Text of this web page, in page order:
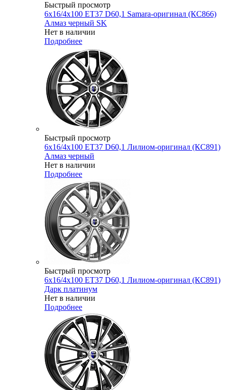
Быстрый просмотр
6x16/4x100 ET37 D60,1 Samara-оригинал (КС866)
Алмаз черный SK
Нет в наличии
Подробнее
Быстрый просмотр
6x16/4x100 ET37 D60,1 Лилиом-оригинал (КС891)
Алмаз черный
Нет в наличии
Подробнее
Быстрый просмотр
6x16/4x100 ET37 D60,1 Лилиом-оригинал (КС891)
Дарк платинум
Нет в наличии
Подробнее